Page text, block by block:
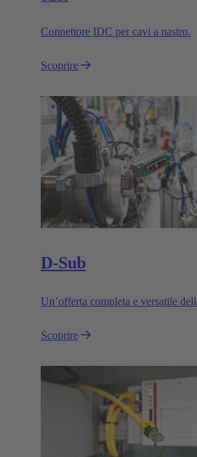
Connettore IDC per cavi a nastro.
Scoprire
D-Sub
Un’offerta completa e versatile
Scoprire